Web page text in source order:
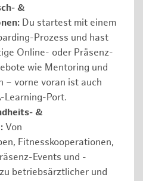
&
Du startest mit einem
Prozess und hast
Online- oder Präsenz-
wie Mentoring und
– vorne voran ist auch
Learning-Port.
&
Von
Fitnesskooperationen,
Events und -
betriebsärztlicher und